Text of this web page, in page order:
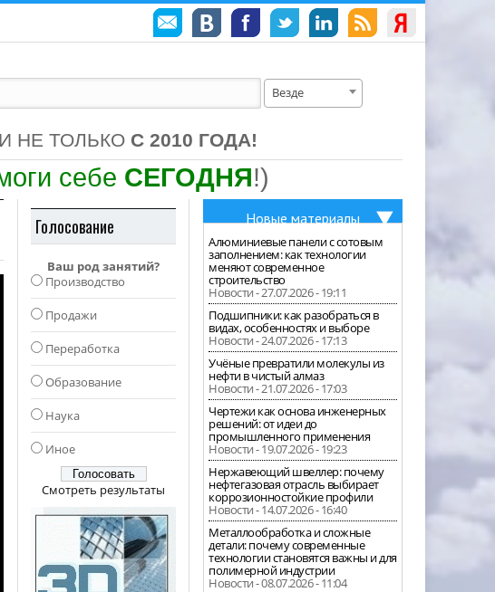
Везде
И НЕ ТОЛЬКО С 2010 ГОДА!
себе СЕГОДНЯ!)
Голосование
Ваш род занятий?
Производство
Продажи
Переработка
Образование
Наука
Иное
Смотреть результаты
Новые материалы
Алюминиевые панели с сотовым
заполнением: как технологии
меняют современное
строительство
Новости - 27.07.2026 - 19:11
Подшипники: как разобраться в
видах, особенностях и выборе
Новости - 24.07.2026 - 17:13
Учёные превратили молекулы из
нефти в чистый алмаз
Новости - 21.07.2026 - 17:03
Чертежи как основа инженерных
решений: от идеи до
промышленного применения
Новости - 19.07.2026 - 19:23
Нержавеющий швеллер: почему
нефтегазовая отрасль выбирает
коррозионностойкие профили
Новости - 14.07.2026 - 16:40
Металлообработка и сложные
детали: почему современные
технологии становятся важны и для
полимерной индустрии
Новости - 08.07.2026 - 11:04